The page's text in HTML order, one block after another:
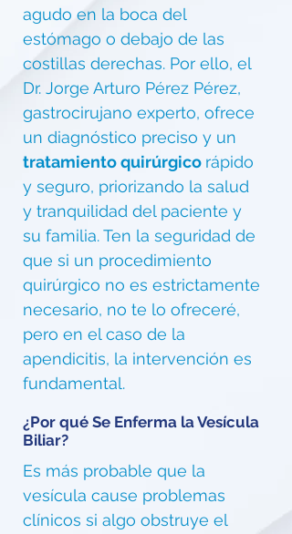
agudo en la boca del
estómago o debajo de las
costillas derechas. Por ello, el
Dr. Jorge Arturo Pérez Pérez,
gastrocirujano experto, ofrece
un diagnóstico preciso y un
tratamiento quirúrgico rápido
y seguro, priorizando la salud
y tranquilidad del paciente y
su familia. Ten la seguridad de
que si un procedimiento
quirúrgico no es estrictamente
necesario, no te lo ofreceré,
pero en el caso de la
apendicitis, la intervención es
fundamental.
¿Por qué Se Enferma la Vesícula
Biliar?
Es más probable que la
vesícula cause problemas
clínicos si algo obstruye el